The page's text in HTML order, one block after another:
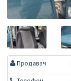
Продавач